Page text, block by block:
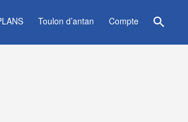
Toulon d’antan Compte